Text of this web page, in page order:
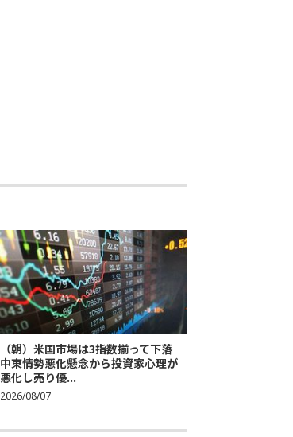
（朝）米国市場は3指数揃って下落
中東情勢悪化懸念から投資家心理が
悪化し売り優...
2026/08/07